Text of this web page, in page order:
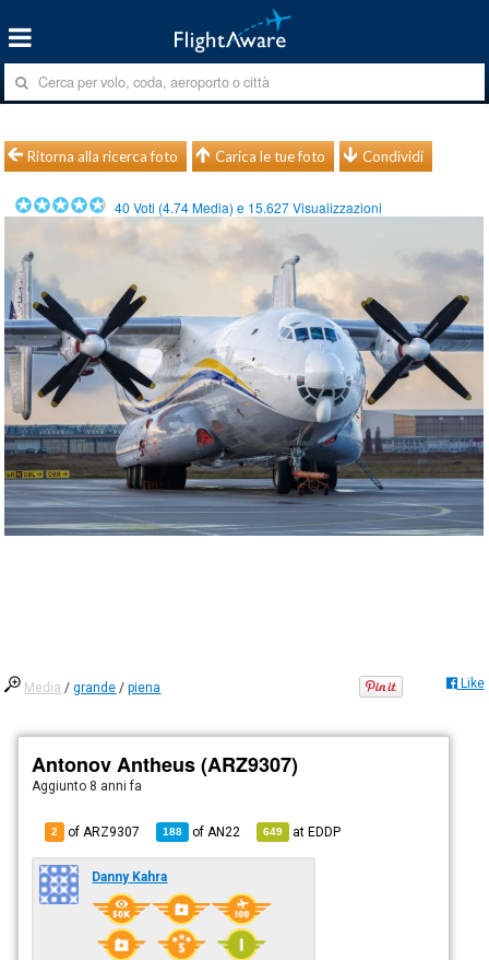
Ritorna alla ricerca foto Carica le tue foto Condividi
40 Voti (4.74Media) e 15.627Visualizzazioni
Media /grande /piena Like
Antonov Antheus (ARZ9307)
Aggiunto 8 anni fa
2 of ARZ9307 188 of AN22 649 atEDDP
Danny Kahra